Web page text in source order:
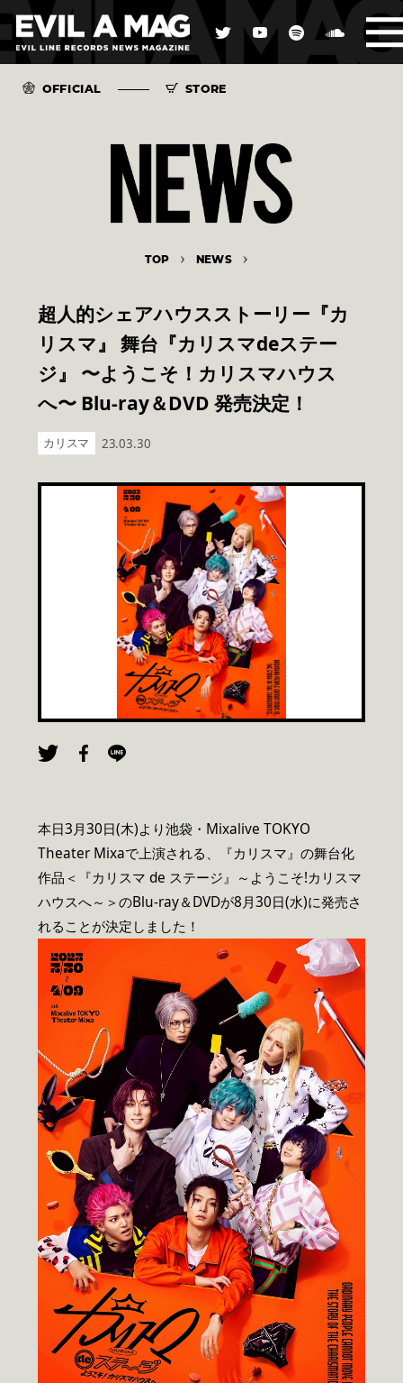
OFFICIAL STORE
TOP NEWS
超人的シェアハウスストーリー『カ
リスマ』 舞台『カリスマdeステー
ジ』 〜ようこそ！カリスマハウス
へ〜 Blu-ray＆DVD 発売決定！
カリスマ 23.03.30
本日3月30日(木)より池袋・Mixalive TOKYO
Theater Mixaで上演される、『カリスマ』の舞台化
作品＜『カリスマ de ステージ』～ようこそ!カリスマ
ハウスへ～＞のBlu-ray＆DVDが8月30日(水)に発売さ
れることが決定しました！